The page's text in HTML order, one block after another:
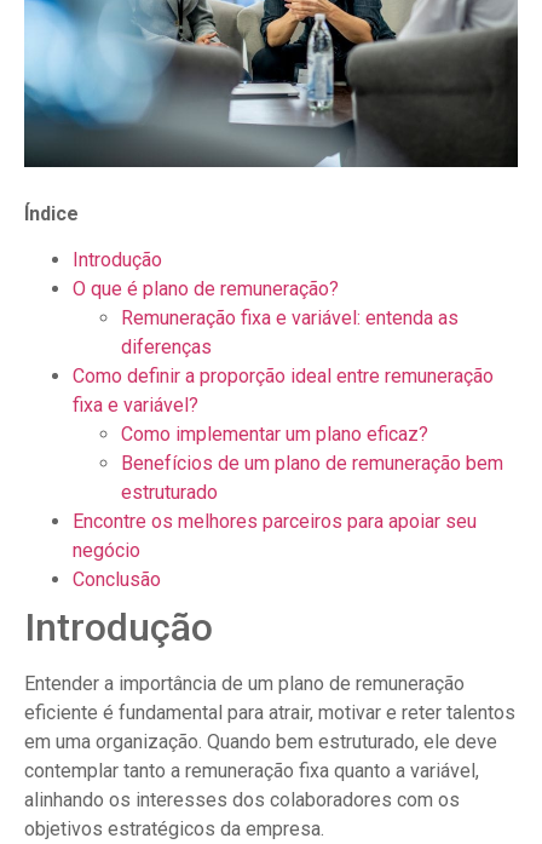
Índice
Introdução
O que é plano de remuneração?
Remuneração fixa e variável: entenda as
diferenças
Como definir a proporção ideal entre remuneração
fixa e variável?
Como implementar um plano eficaz?
Benefícios de um plano de remuneração bem
estruturado
Encontre os melhores parceiros para apoiar seu
negócio
Conclusão
Introdução
Entender a importância de um plano de remuneração
eficiente é fundamental para atrair, motivar e reter talentos
em uma organização. Quando bem estruturado, ele deve
contemplar tanto a remuneração fixa quanto a variável,
alinhando os interesses dos colaboradores com os
objetivos estratégicos da empresa.